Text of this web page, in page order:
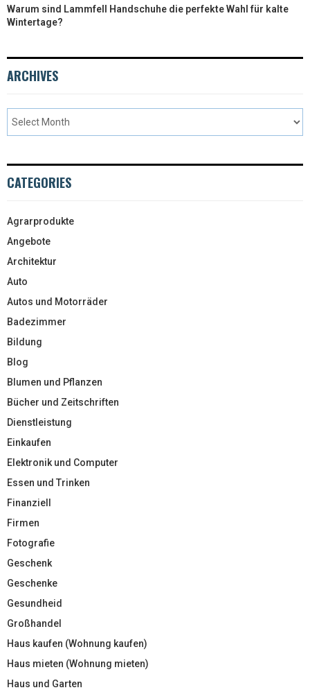
Warum sind Lammfell Handschuhe die perfekte Wahl für kalte
Wintertage?
ARCHIVES
CATEGORIES
Agrarprodukte
Angebote
Architektur
Auto
Autos und Motorräder
Badezimmer
Bildung
Blog
Blumen und Pflanzen
Bücher und Zeitschriften
Dienstleistung
Einkaufen
Elektronik und Computer
Essen und Trinken
Finanziell
Firmen
Fotografie
Geschenk
Geschenke
Gesundheid
Großhandel
Haus kaufen (Wohnung kaufen)
Haus mieten (Wohnung mieten)
Haus und Garten